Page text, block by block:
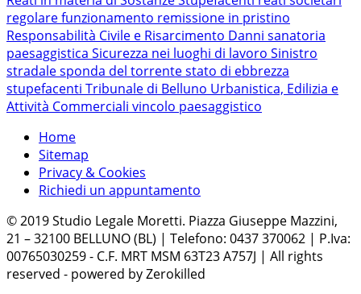
regolare funzionamento remissione in pristino
Responsabilità Civile e Risarcimento Danni sanatoria
paesaggistica Sicurezza nei luoghi di lavoro Sinistro
stradalesponda del torrentestato di ebbrezza
stupefacenti Tribunale di Belluno Urbanistica, Edilizia e
Attività Commerciali vincolo paesaggistico
Home
Sitemap
Privacy & Cookies
Richiedi un appuntamento
© 2019 Studio Legale Moretti. Piazza Giuseppe Mazzini,
21 – 32100 BELLUNO (BL) | Telefono: 0437 370062 | P.Iva:
00765030259 - C.F. MRT MSM 63T23 A757J | All rights
reserved - powered by Zerokilled